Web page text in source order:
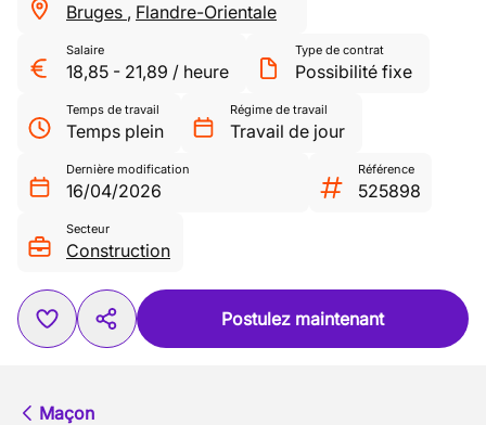
Bruges , Flandre-Orientale
Salaire
18,85 - 21,89 / heure
Type de contrat
Possibilité fixe
Temps de travail
Temps plein
Régime de travail
Travail de jour
Dernière modification
16/04/2026
Référence
525898
Secteur
Construction
Postulez maintenant
Maçon